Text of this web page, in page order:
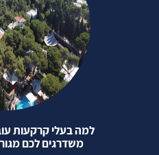
למה בעלי קרקעות
משדרגים לכם מגורים